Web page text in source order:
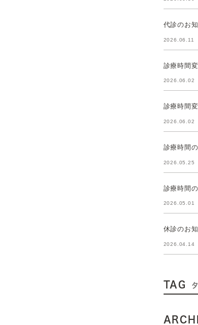
代診のお
2026.06.11
診療時間
2026.06.02
診療時間
2026.06.02
診療時間
2026.05.25
診療時間
2026.05.01
休診のお
2026.04.14
TAG